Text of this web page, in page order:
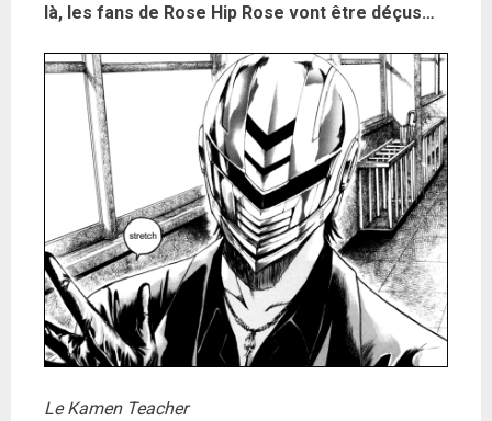
là, les fans de Rose Hip Rose vont être déçus…
Le Kamen Teacher